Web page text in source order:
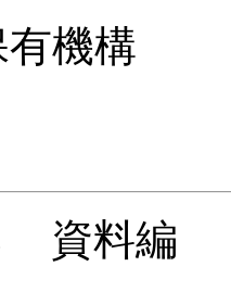
機構
資料編